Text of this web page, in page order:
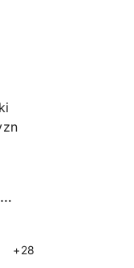
+28